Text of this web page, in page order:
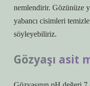
nemlendirir. Gözünüze
yabancı cisimleri
söyleyebiliriz.
Gözyaşı asit